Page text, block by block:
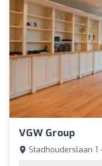
VGW Group
Stadhouderslaan 1